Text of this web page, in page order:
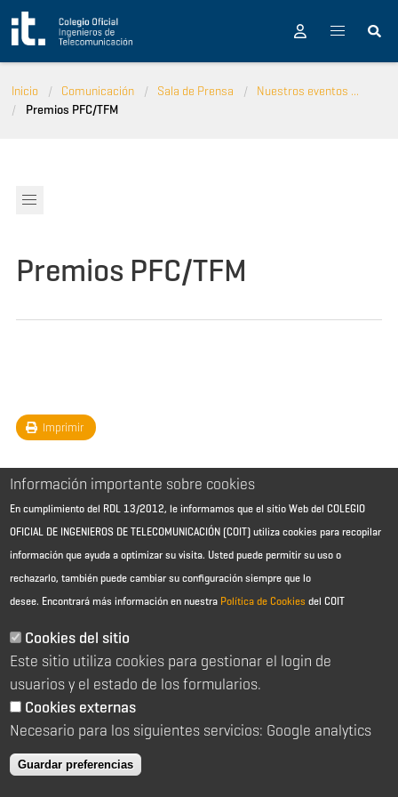
Pasar al contenido principal
Inicio Comunicación Sala de Prensa
Nuestros eventos ...
Premios PFC/TFM
Premios PFC/TFM
Imprimir
Aviso Legal - Información general
Política de cookies
Política de reembolso
Sitemap
C/ Almagro 2 1º Izqda 28010 Madrid
91 391 10 66
coit@coit.es
Información importante sobre cookies
En cumplimiento del RDL 13/2012, le informamos que el sitio Web del COLEGIO
OFICIAL DE INGENIEROS DE TELECOMUNICACIÓN (COIT) utiliza cookies para recopilar
información que ayuda a optimizar su visita. Usted puede permitir su uso o
rechazarlo, también puede cambiar su configuración siempre que lo
desee. Encontrará más información en nuestra Política de Cookies del COIT
Cookies del sitio
Este sitio utiliza cookies para gestionar el login de
usuarios y el estado de los formularios.
Cookies externas
Necesario para los siguientes servicios: Google analytics
Guardar preferencias